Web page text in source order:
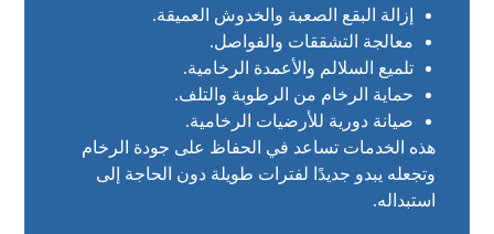
إزالة البقع الصعبة والخدوش العميقة.
معالجة التشققات والفواصل.
تلميع السلالم والأعمدة الرخامية.
حماية الرخام من الرطوبة والتلف.
صيانة دورية للأرضيات الرخامية.
هذه الخدمات تساعد في الحفاظ على جودة الرخام
وتجعله يبدو جديدًا لفترات طويلة دون الحاجة إلى
استبداله.